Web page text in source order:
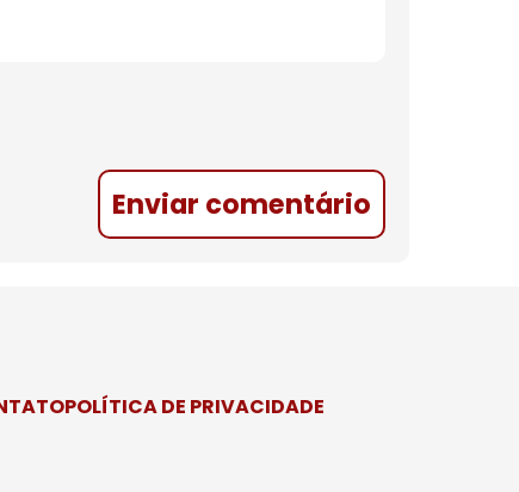
Enviar comentário
POLÍTICA DE PRIVACIDADE